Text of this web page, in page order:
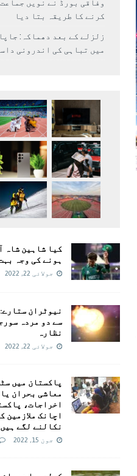
وفاقی بورڈ نے نویں
کرنے کا طریقہ بتا دیا
زلزلے کے بعد دھماکہ:
میں تباہی کی اندرونی
کیا شاہین شاہ
ہونے کی وجہ
جولائی 22, 2022
نیوٹران
سے دو مردہ
نظارہ
جولائی 22, 2022
پاکستان میں
معاشی بحران
اخراجات،
اچانک ملازمین
نکالنے لگے
جون 15, 2022